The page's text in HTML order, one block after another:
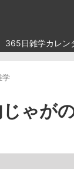
365日雑学カレン
学
じゃが